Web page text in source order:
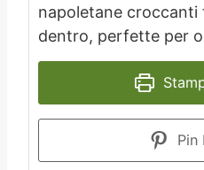
napoletane croccanti
dentro, perfette per
Pin